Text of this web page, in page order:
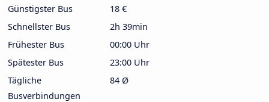
Günstigster Bus
18 €
Schnellster Bus
2h 39min
Frühester Bus
00:00 Uhr
Spätester Bus
23:00 Uhr
Tägliche
Busverbindungen
84 Ø